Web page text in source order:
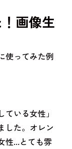
画像生
使ってみた例
いる女性」
した。オレン
性...とても雰